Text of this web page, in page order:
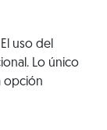
uso del
Lo único
opción